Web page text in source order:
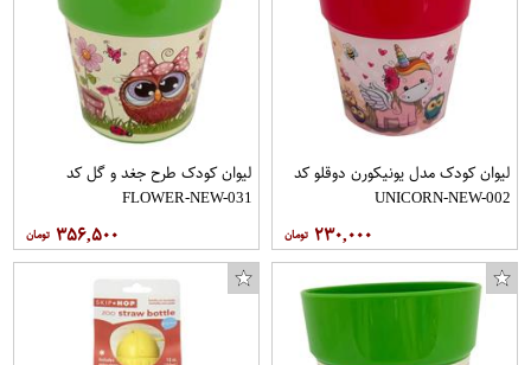
لیوان کودک مدل یونیکورن دوقلو کد
UNICORN-NEW-002
۲۳۰,۰۰۰
لیوان کودک طرح جغد و گل کد
FLOWER-NEW-031
۳۵۶,۵۰۰